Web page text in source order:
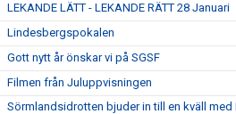
LEKANDE LÄTT - LEKANDE RÄTT 28 Januari
Lindesbergspokalen
Gott nytt år önskar vi på SGSF
Filmen från Juluppvisningen
Sörmlandsidrotten bjuder in till en kväll med